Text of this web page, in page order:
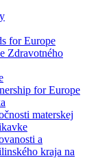
for Europe
Zdravotného
for Europe
materskej
a
kraja na